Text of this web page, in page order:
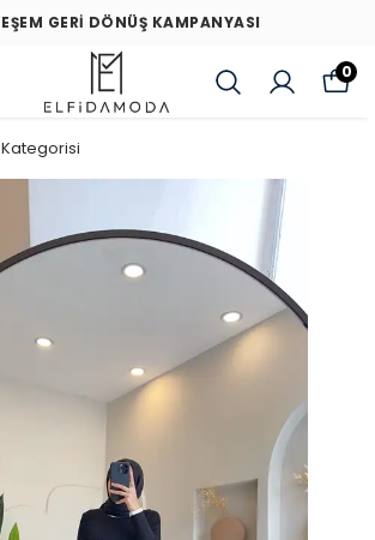
GERİ DÖNÜŞ KAMPANYASI
0
Kategorisi